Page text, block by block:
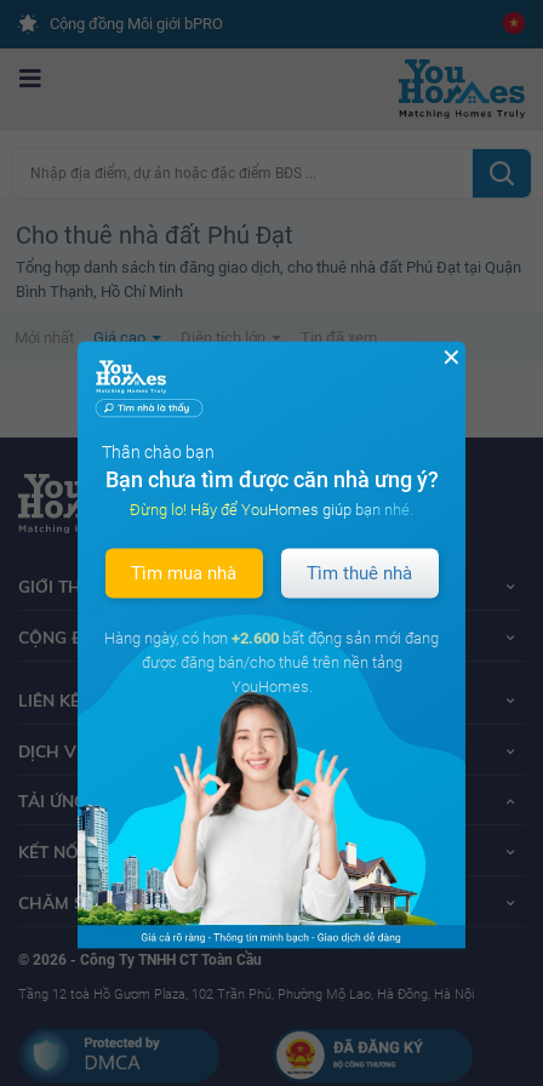
Cộng đồng Môi giới bPRO
Nhập địa điểm, dự án hoặc đặc điểm BĐS ...
Cho thuê nhà đất Phú Đạt
Tổng hợp danh sách tin đăng giao dịch, cho thuê nhà đất Phú Đạt tại Quận
Bình Thạnh, Hồ Chí Minh
Mới nhất Giá cao Diện tích lớn Tin đã xem
Không tìm thấy tin bất động sản nào
GIỚI THIỆU VỀ YOUHOMES
CỘNG ĐỒNG YOUHOMERS
LIÊN KẾT
DỊCH VỤ KHÁCH HÀNG
TẢI ỨNG DỤNG YOUHOMES
KẾT NỐI VỚI YOUHOMES
CHĂM SÓC KHÁCH HÀNG
© 2026 - Công Ty TNHH CT Toàn Cầu
Tầng 12 toà Hồ Gươm Plaza, 102 Trần Phú, Phường Mộ Lao, Hà Đông, Hà Nội
✕
Thân chào bạn
Bạn chưa tìm được căn nhà ưng ý?
Đừng lo! Hãy để YouHomes giúp bạn nhé.
Tìm mua nhà Tìm thuê nhà
Hàng ngày, có hơn +2.600 bất động sản mới đang
được đăng bán/cho thuê trên nền tảng
YouHomes.